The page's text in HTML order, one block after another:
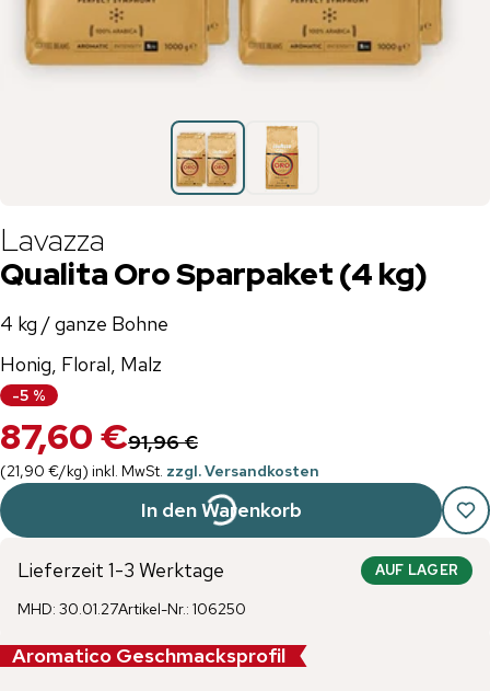
Lavazza
Qualita Oro Sparpaket (4 kg)
4 kg / ganze Bohne
Honig, Floral, Malz
-5 %
87,60 €91,96 €
(21,90 €/kg) inkl. MwSt. zzgl. Versandkosten
In den Warenkorb
Lieferzeit 1-3 Werktage AUF LAGER
MHD: 30.01.27Artikel-Nr.: 106250
Aromatico Geschmacksprofil